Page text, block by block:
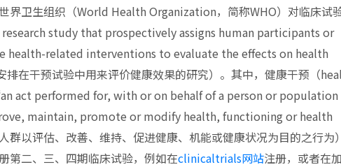
界卫生组织（World Health Organization，简称WHO）对临床试
study that prospectively assigns human participants or
health-related interventions to evaluate the effects on health
在干预试验中用来评价健康效果的研究）。其中，健康干预（
act performed for, with or on behalf of a person or population
maintain, promote or modify health, functioning or health
以评估、改善、维持、促进健康、机能或健康状况为目的之行为
第二、三、四期临床试验，例如在clinicaltrials网站注册，或者在